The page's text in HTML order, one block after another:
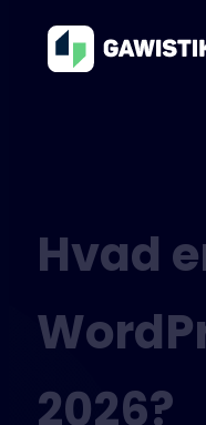
Hvad
2026?